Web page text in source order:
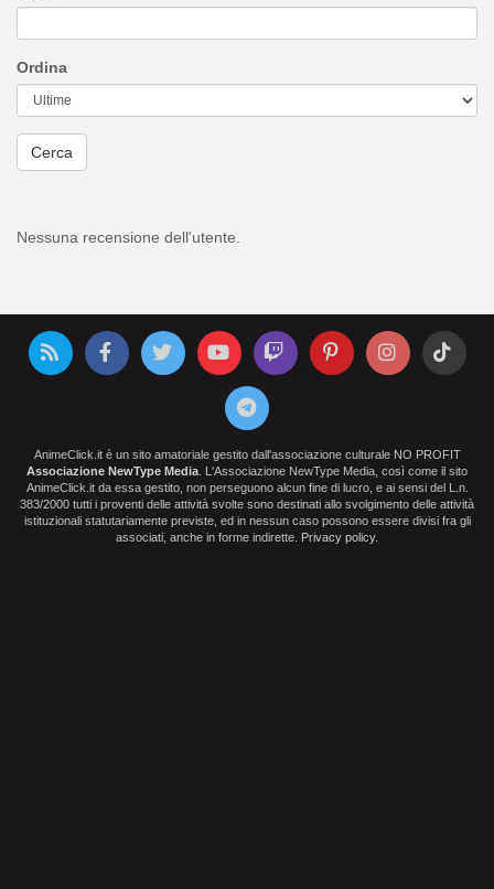
Ordina
Cerca
Nessuna recensione dell'utente.
AnimeClick.it è un sito amatoriale gestito dall'associazione culturale NO PROFIT
Associazione NewType Media . L'Associazione NewType Media, così come il sito
AnimeClick.it da essa gestito, non perseguono alcun fine di lucro, e ai sensi del L.n.
383/2000 tutti i proventi delle attività svolte sono destinati allo svolgimento delle attività
istituzionali statutariamente previste, ed in nessun caso possono essere divisi fra gli
associati, anche in forme indirette. Privacy policy.